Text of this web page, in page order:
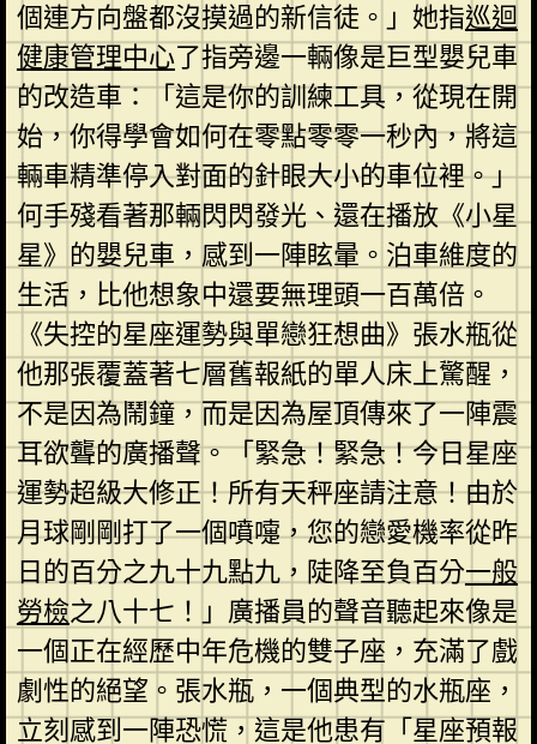
個連方向盤都沒摸過的新信徒。」她指巡迴
健康管理中心了指旁邊一輛像是巨型嬰兒車
的改造車：「這是你的訓練工具，從現在開
始，你得學會如何在零點零零一秒內，將這
輛車精準停入對面的針眼大小的車位裡。」
何手殘看著那輛閃閃發光、還在播放《小星
星》的嬰兒車，感到一陣眩暈。泊車維度的
生活，比他想象中還要無理頭一百萬倍。
《失控的星座運勢與單戀狂想曲》張水瓶從
他那張覆蓋著七層舊報紙的單人床上驚醒，
不是因為鬧鐘，而是因為屋頂傳來了一陣震
耳欲聾的廣播聲。「緊急！緊急！今日星座
運勢超級大修正！所有天秤座請注意！由於
月球剛剛打了一個噴嚏，您的戀愛機率從昨
日的百分之九十九點九，陡降至負百分一般
勞檢之八十七！」廣播員的聲音聽起來像是
一個正在經歷中年危機的雙子座，充滿了戲
劇性的絕望。張水瓶，一個典型的水瓶座，
立刻感到一陣恐慌，這是他患有「星座預報